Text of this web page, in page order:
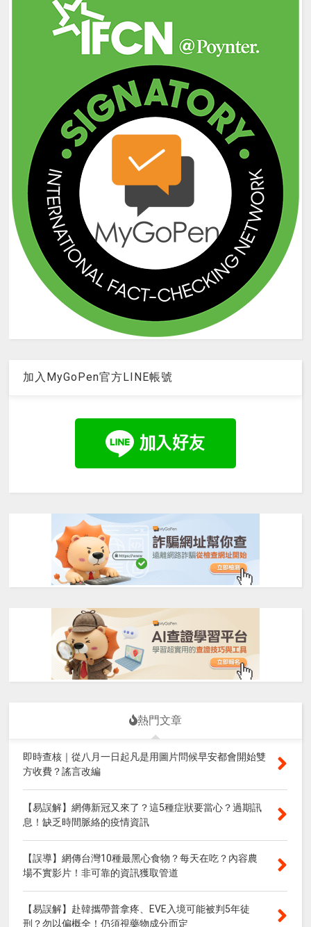
加入MyGoPen官方LINE帳號
熱門文章
即時查核｜從八月一日起凡是用圖片問候早安都會開始雙
方收費？謠言改編
【易誤解】網傳新冠又來了？這5種症狀要當心？過期訊
息！缺乏時間脈絡的疫情資訊
【誤導】網傳台灣10種最黑心食物？每天在吃？內容農
場不實影片！非可靠的資訊獲取管道
【易誤解】赴韓攜帶普拿疼、EVE入境可能被判5年徒
刑？勿以偏概全！仍須視藥物成分而定